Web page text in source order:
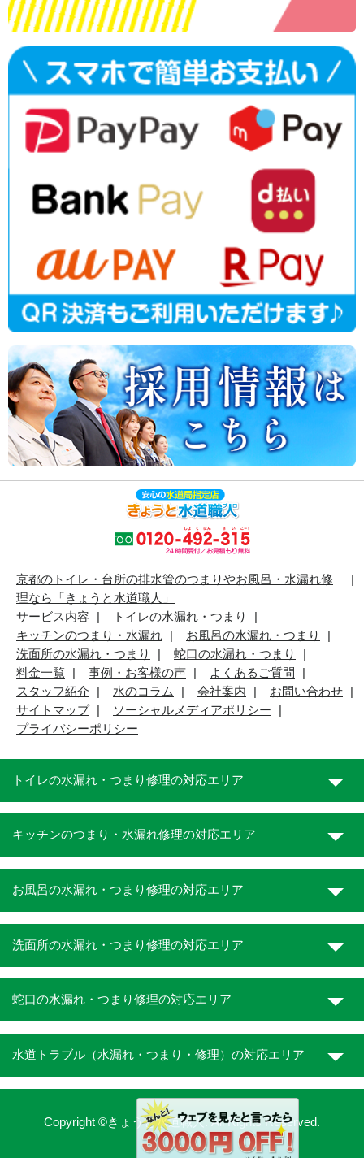
京都のトイレ・台所の排水管のつまりやお風呂・水漏れ修
理なら「きょうと水道職人」
サービス内容
トイレの水漏れ・つまり
キッチンのつまり・水漏れ
お風呂の水漏れ・つまり
洗面所の水漏れ・つまり
蛇口の水漏れ・つまり
料金一覧
事例・お客様の声
よくあるご質問
スタッフ紹介
水のコラム 会社案内
お問い合わせ
サイトマップ
ソーシャルメディアポリシー
プライバシーポリシー
トイレの水漏れ・つまり修理の対応エリア
キッチンのつまり・水漏れ修理の対応エリア
お風呂の水漏れ・つまり修理の対応エリア
洗面所の水漏れ・つまり修理の対応エリア
蛇口の水漏れ・つまり修理の対応エリア
水道トラブル（水漏れ・つまり・修理）の対応エリア
Copyright ©きょうと水道職人. All Rights Reserved.